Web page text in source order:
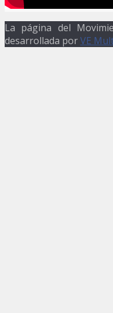
La página del
desarrollada porVE